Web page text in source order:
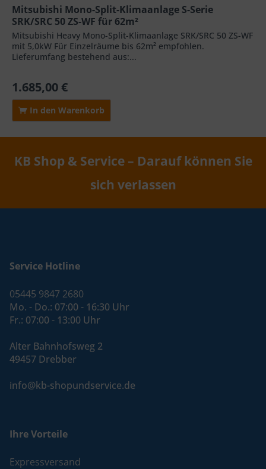
Mitsubishi Mono-Split-Klimaanlage S-Serie
SRK/SRC 50 ZS-WF für 62m²
Mitsubishi Heavy Mono-Split-Klimaanlage SRK/SRC 50 ZS-WF
mit 5,0kW Für Einzelräume bis 62m² empfohlen.
Lieferumfang bestehend aus:...
1.685,00 €
In den Warenkorb
KB Shop & Service – Darauf können Sie
sich verlassen
Service Hotline
05445 9847 2680
Mo. - Do.: 07:00 - 16:30 Uhr
Fr.: 07:00 - 13:00 Uhr
Alter Bahnhofsweg 2
49457 Drebber
info@kb-shopundservice.de
Ihre Vorteile
Expressversand